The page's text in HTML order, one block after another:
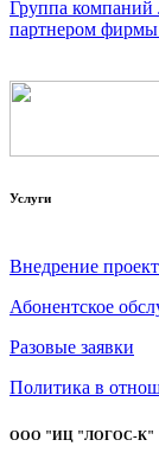
Группа
партнером
Услуги
Внедрение
Абонентское
Разовые заявки
Политика в
ООО "ИЦ "ЛОГОС-К"